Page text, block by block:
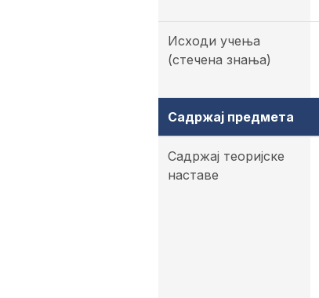
Исходи учења
(стечена знања)
Садржај предмета
Садржај теоријске
наставе